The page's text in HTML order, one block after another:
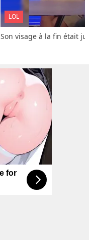
LOL
Son visage à la fin était